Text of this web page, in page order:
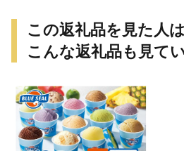
この返礼品を見た人は
こんな返礼品も見て